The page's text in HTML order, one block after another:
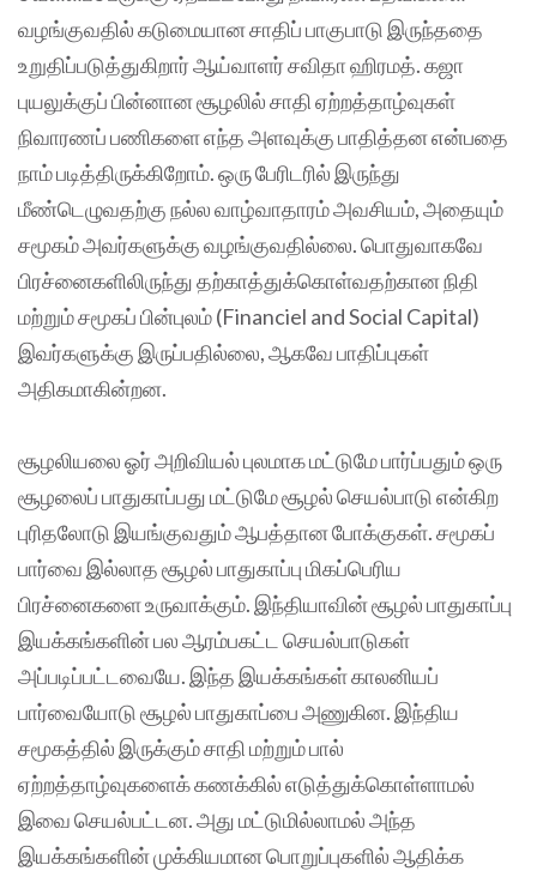
வழங்குவதில் கடுமையான சாதிப் பாகுபாடு இருந்ததை
உறுதிப்படுத்துகிறார் ஆய்வாளர் சவிதா ஹிரமத். கஜா
புயலுக்குப் பின்னான சூழலில் சாதி ஏற்றத்தாழ்வுகள்
நிவாரணப் பணிகளை எந்த அளவுக்கு பாதித்தன என்பதை
நாம் படித்திருக்கிறோம். ஒரு பேரிடரில் இருந்து
மீண்டெழுவதற்கு நல்ல வாழ்வாதாரம் அவசியம், அதையும்
சமூகம் அவர்களுக்கு வழங்குவதில்லை. பொதுவாகவே
பிரச்னைகளிலிருந்து தற்காத்துக்கொள்வதற்கான நிதி
மற்றும் சமூகப் பின்புலம் (Financiel and Social Capital)
இவர்களுக்கு இருப்பதில்லை, ஆகவே பாதிப்புகள்
அதிகமாகின்றன.
சூழலியலை ஓர் அறிவியல் புலமாக மட்டுமே பார்ப்பதும் ஒரு
சூழலைப் பாதுகாப்பது மட்டுமே சூழல் செயல்பாடு என்கிற
புரிதலோடு இயங்குவதும் ஆபத்தான போக்குகள். சமூகப்
பார்வை இல்லாத சூழல் பாதுகாப்பு மிகப்பெரிய
பிரச்னைகளை உருவாக்கும். இந்தியாவின் சூழல் பாதுகாப்பு
இயக்கங்களின் பல ஆரம்பகட்ட செயல்பாடுகள்
அப்படிப்பட்டவையே. இந்த இயக்கங்கள் காலனியப்
பார்வையோடு சூழல் பாதுகாப்பை அணுகின. இந்திய
சமூகத்தில் இருக்கும் சாதி மற்றும் பால்
ஏற்றத்தாழ்வுகளைக் கணக்கில் எடுத்துக்கொள்ளாமல்
இவை செயல்பட்டன. அது மட்டுமில்லாமல் அந்த
இயக்கங்களின் முக்கியமான பொறுப்புகளில் ஆதிக்க